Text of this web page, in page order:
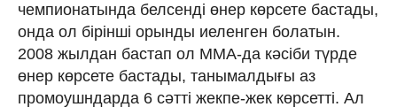
чемпионатында белсенді өнер көрсете бастады,
онда ол бірінші орынды иеленген болатын.
2008 жылдан бастап ол ММА-да кәсіби түрде
өнер көрсете бастады, танымалдығы аз
промоушндарда 6 сәтті жекпе-жек көрсетті. Ал